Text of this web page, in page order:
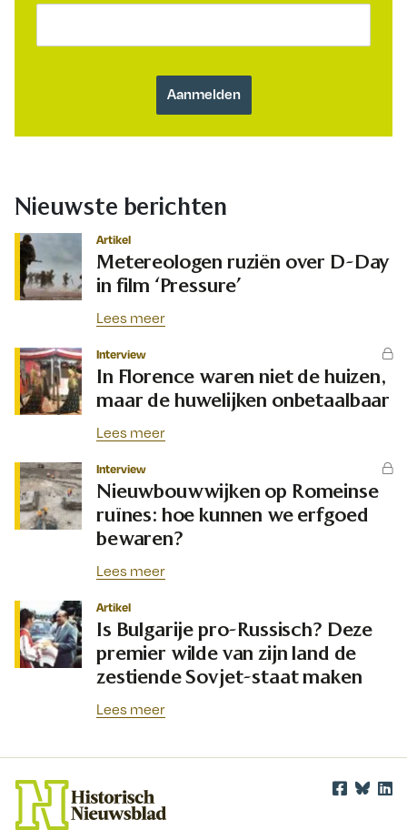
Nieuwste berichten
Artikel
Metereologen ruziën over D-Day
in film ‘Pressure’
Lees meer
Interview
In Florence waren niet de huizen,
maar de huwelijken onbetaalbaar
Lees meer
Interview
Nieuwbouwwijken op Romeinse
ruïnes: hoe kunnen we erfgoed
bewaren?
Lees meer
Artikel
Is Bulgarije pro-Russisch? Deze
premier wilde van zijn land de
zestiende Sovjet-staat maken
Lees meer